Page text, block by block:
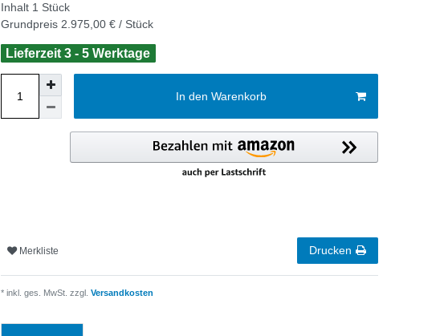
Inhalt 1 Stück
Grundpreis 2.975,00 € / Stück
Lieferzeit 3 - 5 Werktage
In den Warenkorb
Merkliste Drucken
* inkl. ges. MwSt. zzgl. Versandkosten